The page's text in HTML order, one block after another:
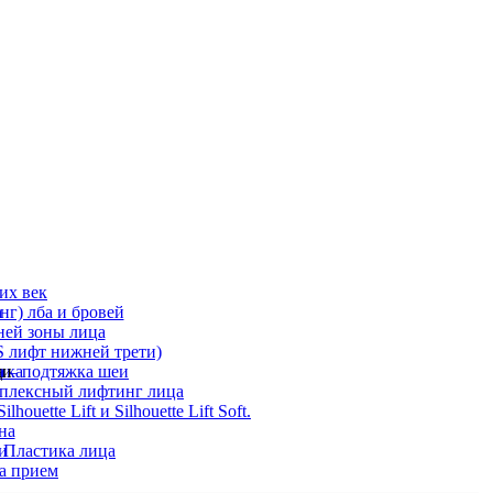
век
лба и бровей
зоны лица
лифт нижней трети)
– подтяжка шеи
лифтинг лица
Lift и Silhouette Lift Soft.
лица
прием